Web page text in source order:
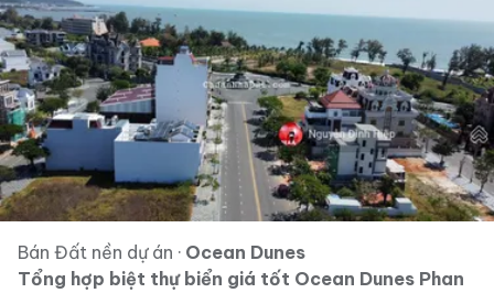
Bán Đất nền dự án · Ocean Dunes
Tổng hợp biệt thự biển giá tốt Ocean Dunes Phan